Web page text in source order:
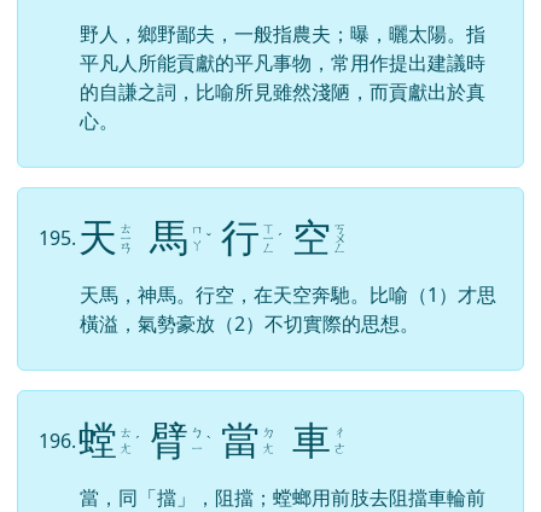
野人，鄉野鄙夫，一般指農夫；曝，曬太陽。指
平凡人所能貢獻的平凡事物，常用作提出建議時
的自謙之詞，比喻所見雖然淺陋，而貢獻出於真
心。
195. 天 ㄊ
ㄧ
ㄢ 馬 ㄇ
ㄚ ˇ 行 ㄒ
ㄧ
ㄥ
ˊ 空 ㄎ
ㄨ
ㄥ
天馬，神馬。行空，在天空奔馳。比喻（1）才思
橫溢，氣勢豪放（2）不切實際的思想。
196.螳 ㄊ
ㄤ ˊ 臂 ㄅ
ㄧ ˋ 當 ㄉ
ㄤ
車 ㄔ
ㄜ
當，同「擋」，阻擋；螳螂用前肢去阻擋車輪前